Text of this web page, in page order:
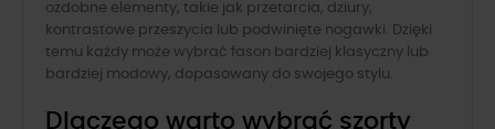
ozdobne elementy, takie jak przetarcia, dziury,
kontrastowe przeszycia lub podwinięte nogawki. Dzięki
temu każdy może wybrać fason bardziej klasyczny lub
bardziej modowy, dopasowany do swojego stylu.
Dlaczego warto wybrać szorty